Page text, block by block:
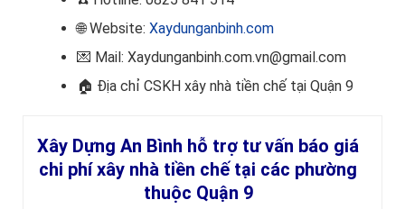
🌐 Website: Xaydunganbinh.com
💌 Mail: Xaydunganbinh.com.vn@gmail.com
🏠 Địa chỉ CSKH xây nhà tiền chế tại Quận 9
Xây Dựng An Bình hỗ trợ tư vấn báo giá
chi phí xây nhà tiền chế tại các phường
thuộc Quận 9